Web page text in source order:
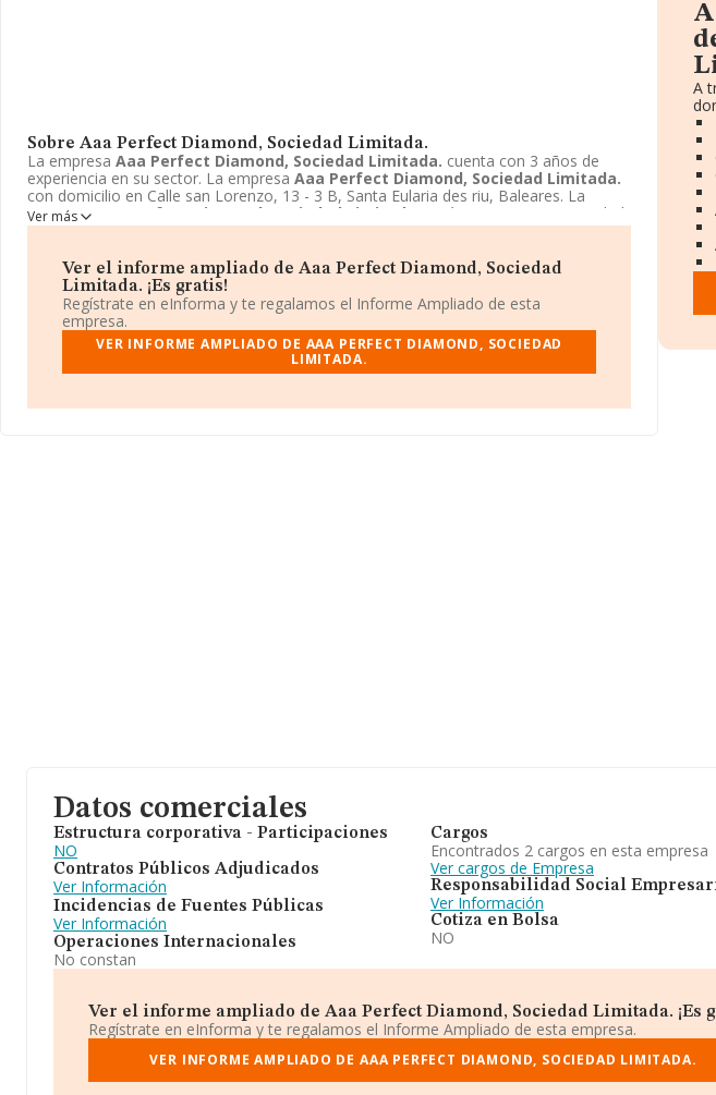
Sobre Aaa Perfect Diamond, Sociedad Limitada.
La empresa Aaa Perfect Diamond, Sociedad Limitada. cuenta con 3 años de
experiencia en su sector. La empresa Aaa Perfect Diamond, Sociedad Limitada.
con domicilio en Calle san Lorenzo, 13 - 3 B, Santa Eularia des riu, Baleares. La
empresa
Aaa Perfect Diamond, Sociedad Limitada.
está inscrita como Sociedad
limitada.
Ver más
Ver el informe ampliado de Aaa Perfect Diamond, Sociedad
Limitada. ¡Es gratis!
Regístrate en eInforma y te regalamos el Informe Ampliado de esta
empresa.
VER INFORME AMPLIADO DE AAA PERFECT DIAMOND, SOCIEDAD
LIMITADA.
A
Datos comerciales
Estructura corporativa - Participaciones
NO
Contratos Públicos Adjudicados
Ver Información
Incidencias de Fuentes Públicas
Ver Información
Operaciones Internacionales
No constan
Cargos
Encontrados 2 cargos en esta empresa
Ver cargos de Empresa
Responsabilidad Social
Ver Información
Cotiza en Bolsa
NO
Ver el informe ampliado de Aaa Perfect Diamond, Sociedad Limitada. ¡Es
Regístrate en eInforma y te regalamos el Informe Ampliado de esta empresa.
VER INFORME AMPLIADO DE AAA PERFECT DIAMOND, SOCIEDAD LIMITADA.